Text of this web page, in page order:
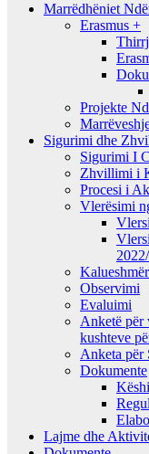
Marrëdhëniet
Erasmus +
Projekte
Sigurimi dhe
Sigurimi I
Zhvillimi i
Procesi i
Vlerësimi
Observimi
Evaluimi
Anketë për
kushteve
Anketa për
Dokumente
Lajme dhe